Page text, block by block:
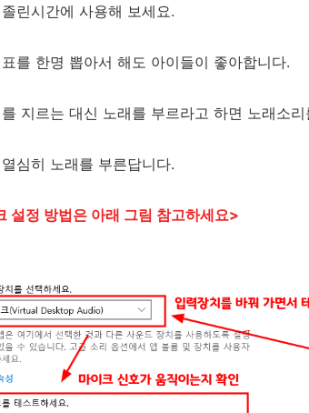
린시간에 사용해 보세요.
를 한명 뽑아서 해도 아이들이 좋아합니다.
지르는 대신 노래를 부르라고 하면 노래소
심히 노래를 부른답니다.
설정 방법은 아래 그림 참고하세요>